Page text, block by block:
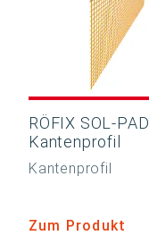
RÖFIX SOL-PAD
Kantenprofil
Kantenprofil
Zum Produkt